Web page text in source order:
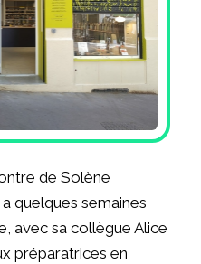
de Solène
quelques semaines
avec sa collègue Alice
préparatrices en